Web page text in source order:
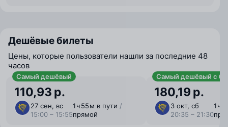
Дешёвые билеты
Цены, которые пользователи нашли за последние 48
часов
Самый дешёвый
110,93 р.
27 сен, вс
15:00 – 15:55
1 ⁠ч 55 ⁠м в пути /
прямой
Самый дешёвый с
180,19 р.
3 окт, сб
20:35 – 21:30
1 ⁠ч